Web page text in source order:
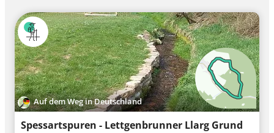
Auf dem Weg in Deutschland
Spessartspuren - Lettgenbrunner Llarg Grund